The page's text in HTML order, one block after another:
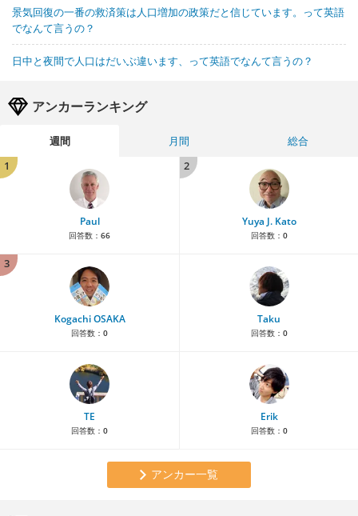
景気回復の一番の救済策は人口増加の政策だと信じています。って英語
でなんて言うの？
日中と夜間で人口はだいぶ違います、って英語でなんて言うの？
アンカーランキング
週間 月間
総合
1
Paul
回答数： 66
2
Yuya J. Kato
回答数： 0
3
Kogachi OSAKA
回答数： 0
Taku
回答数： 0
TE
回答数： 0
Erik
回答数： 0
アンカー一覧